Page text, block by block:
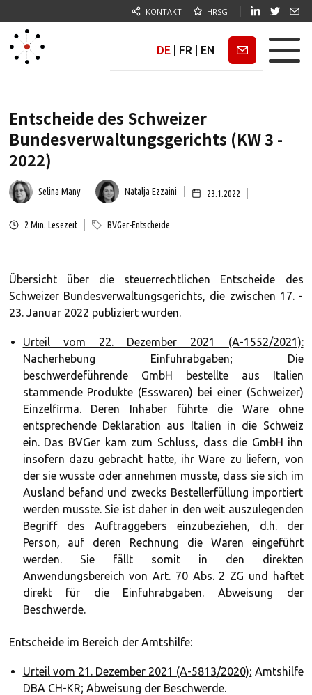
KONTAKT HRSG
DE FR EN Newsletter
Entscheide des Schweizer
Bundesverwaltungsgerichts (KW 3 -
2022)
Selina Many Natalja Ezzaini 23.1.2022
2 Min. Lesezeit BVGer-Entscheide
Übersicht über die steuerrechtlichen Entscheide des
Schweizer Bundesverwaltungsgerichts, die zwischen 17. -
23. Januar 2022 publiziert wurden.
Urteil vom 22. Dezember 2021 (A-1552/2021):
Nacherhebung Einfuhrabgaben; Die
beschwerdeführende GmbH bestellte aus Italien
stammende Produkte (Esswaren) bei einer (Schweizer)
Einzelfirma. Deren Inhaber führte die Ware ohne
entsprechende Deklaration aus Italien in die Schweiz
ein. Das BVGer kam zum Schluss, dass die GmbH ihn
insofern dazu gebracht hatte, ihr Ware zu liefern, von
der sie wusste oder annehmen musste, dass sie sich im
Ausland befand und zwecks Bestellerfüllung importiert
werden musste. Sie ist daher in den weit auszulegenden
Begriff des Auftraggebers einzubeziehen, d.h. der
Person, auf deren Rechnung die Waren eingeführt
werden. Sie fällt somit in den direkten
Anwendungsbereich von Art. 70 Abs. 2 ZG und haftet
direkt für die Einfuhrabgaben. Abweisung der
Beschwerde.
Entscheide im Bereich der Amtshilfe:
Urteil vom 21. Dezember 2021 (A-5813/2020): Amtshilfe
DBA CH-KR; Abweisung der Beschwerde.